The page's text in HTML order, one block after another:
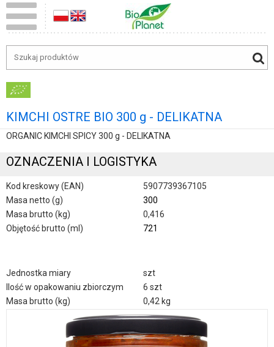
KIMCHI OSTRE BIO 300 g - DELIKATNA
ORGANIC KIMCHI SPICY 300 g - DELIKATNA
OZNACZENIA I LOGISTYKA
Kod kreskowy (EAN)
5907739367105
Masa netto (g)
300
Masa brutto (kg)
0,416
Objętość brutto (ml)
721
Jednostka miary
szt
Ilość w opakowaniu zbiorczym
6 szt
Masa brutto (kg)
0,42 kg